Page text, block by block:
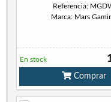
Referencia:
Marca: Mars
En stock
Comprar